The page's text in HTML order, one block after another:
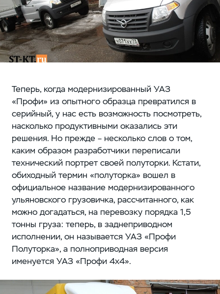
Теперь, когда модернизированный УАЗ
«Профи» из опытного образца превратился в
серийный, у нас есть возможность посмотреть,
насколько продуктивными оказались эти
решения. Но прежде – несколько слов о том,
каким образом разработчики переписали
технический портрет своей полуторки. Кстати,
обиходный термин «полуторка» вошел в
официальное название модернизированного
ульяновского грузовичка, рассчитанного, как
можно догадаться, на перевозку порядка 1,5
тонны груза: теперь, в заднеприводном
исполнении, он называется УАЗ «Профи
Полуторка», а полноприводная версия
именуется УАЗ «Профи 4х4».